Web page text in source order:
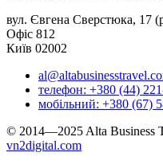
вул. Євгена Сверстюка, 17
Офіс 812
Київ 02002
телефон: +380 (44)
мобільний: +380 (67)
© 2014—2025 Alta Business
vn2digital.com